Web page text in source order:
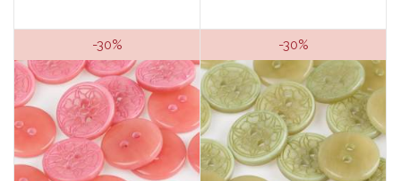
-30% -30%